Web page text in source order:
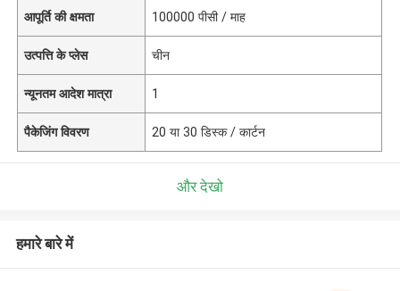
आपूर्ति की क्षमता 100000 पीसी / माह
उत्पत्ति के प्लेस चीन
न्यूनतम आदेश मात्रा 1
पैकेजिंग विवरण 20 या 30 डिस्क / कार्टन
और देखो
हमारे बारे में